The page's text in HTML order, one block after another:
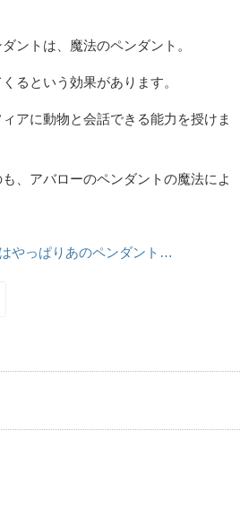
ントは、魔法のペンダント。
るという効果があります。
アに動物と会話できる能力を授けま
、アバローのペンダントの魔法によ
やっぱりあのペンダント…